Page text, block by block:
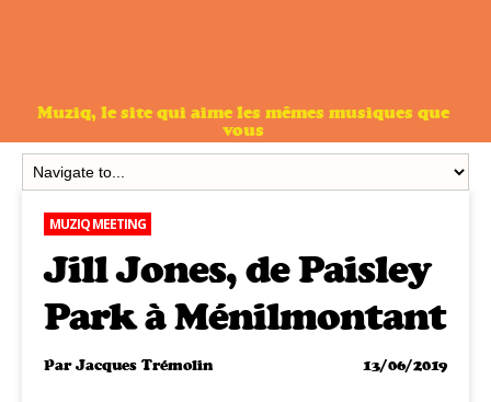
Muziq, le site qui aime les mêmes musiques que
vous
MUZIQ MEETING
Jill Jones, de Paisley
Park à Ménilmontant
ParJacques Trémolin 13/06/2019